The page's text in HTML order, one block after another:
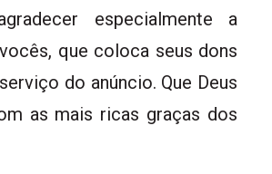
especialmente a
que coloca seus dons
do anúncio. Que Deus
as mais ricas graças dos